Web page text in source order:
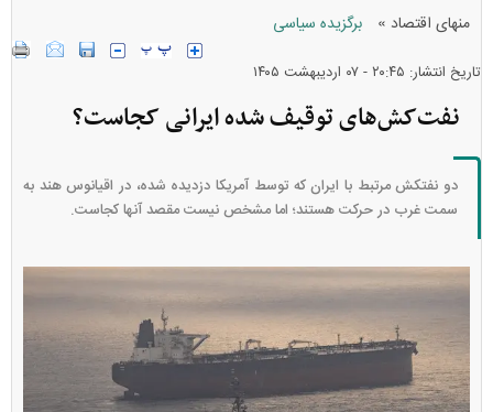
منهای اقتصاد » برگزیده سیاسی
تاریخ انتشار: ۲۰:۴۵ - ۰۷ ارديبهشت ۱۴۰۵
نفت‌کش‌های توقیف شده ایرانی کجاست؟
دو نفتکش مرتبط با ایران که توسط آمریکا دزدیده شده، در اقیانوس هند به
سمت غرب در حرکت هستند؛ اما مشخص نیست مقصد آنها کجاست.